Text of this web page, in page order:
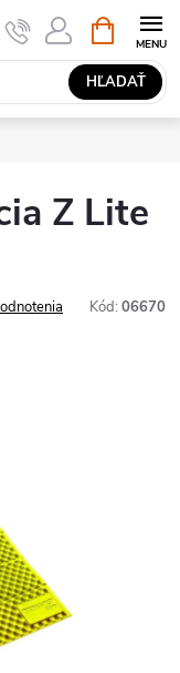
HĽADAŤ
KOŠÍK
Z Lite
Kód: 06670